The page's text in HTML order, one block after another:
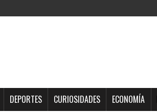
DEPORTES CURIOSIDADES ECONOMÍA